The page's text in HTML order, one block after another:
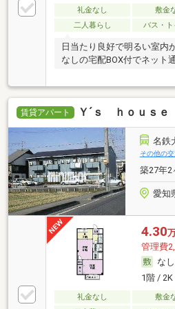
礼金なし 敷金
二人暮らし
バス・ト
日当たり良好で明るい室
なしの宅配BOX付でネット
賃貸アパート Ｙ´ｓ ｈｏｕｓｅ
名鉄
その他の交
築27年2
愛知
4.30
管理費
なし
1階 /
礼金なし 敷金